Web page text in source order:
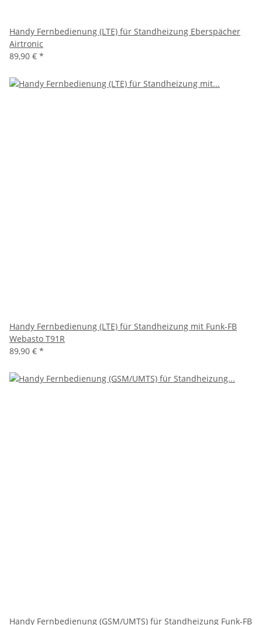
Handy Fernbedienung (LTE) für Standheizung Eberspächer
Airtronic
89,90 € *
Handy Fernbedienung (LTE) für Standheizung mit Funk-FB
Webasto T91R
89,90 € *
Handy Fernbedienung (GSM/UMTS) für Standheizung Funk-FB